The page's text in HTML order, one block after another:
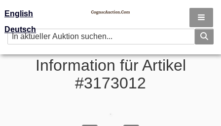
English
Deutsch
Information für Artikel
#3173012